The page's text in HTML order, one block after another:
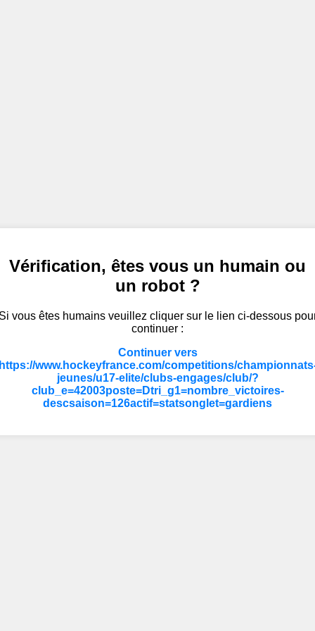
Vérification, êtes vous un humain ou
un robot ?
vous êtes humains veuillez cliquer sur le lien ci-dessous
continuer :
Continuer vers
www.hockeyfrance.com/competitions/
jeunes/u17-elite/clubs-engages/club/?
club_e=42003poste=Dtri_g1=nombre_victoires-
descsaison=126actif=statsonglet=gardiens